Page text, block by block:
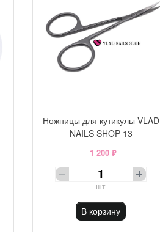
Ножницы для кутикулы VLAD
NAILS SHOP 13
1 200 ₽
шт
В корзину